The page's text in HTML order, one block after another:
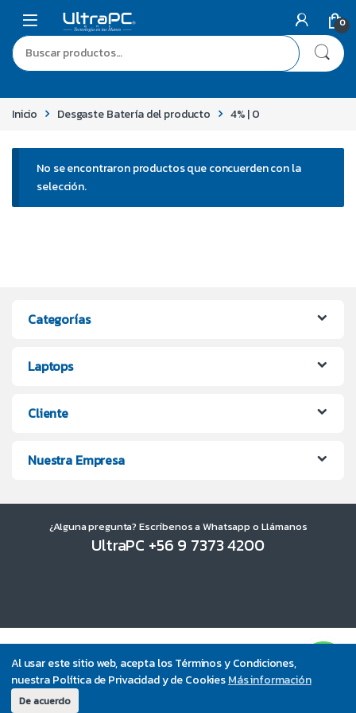
Al usar este sitio web, acepta los Términos y Condiciones,
nuestra Política de Privacidad y de CookiesMás información
De acuerdo
0
Inicio Desgaste Batería del producto 4% | 0
No se encontraron productos que concuerden con la
selección.
Categorías
Laptops
Cliente
Nuestra Empresa
¿Alguna pregunta? Escríbenos a Whatsapp o Llámanos
UltraPC +56 9 7373 4200